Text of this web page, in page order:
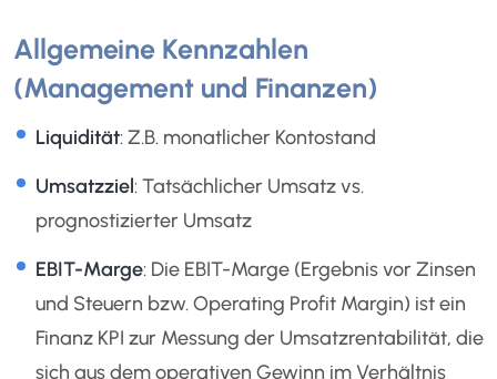
Allgemeine Kennzahlen
(Management und Finanzen)
Liquidität: Z.B. monatlicher Kontostand
Umsatzziel: Tatsächlicher Umsatz vs.
prognostizierter Umsatz
EBIT-Marge: Die EBIT-Marge (Ergebnis vor Zinsen
und Steuern bzw. Operating Profit Margin) ist ein
Finanz KPI zur Messung der Umsatzrentabilität, die
sich aus dem operativen Gewinn im Verhältnis